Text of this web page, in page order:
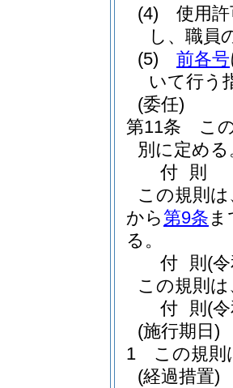
(4)
使用
し、職員
(5)
前各号
いて行う
(委任)
第11条
こ
別に定める
付 則
この規則
から第9条
る。
付 則 (
この規則
付 則 (
(施行期日)
1
この規則
(経過措置)